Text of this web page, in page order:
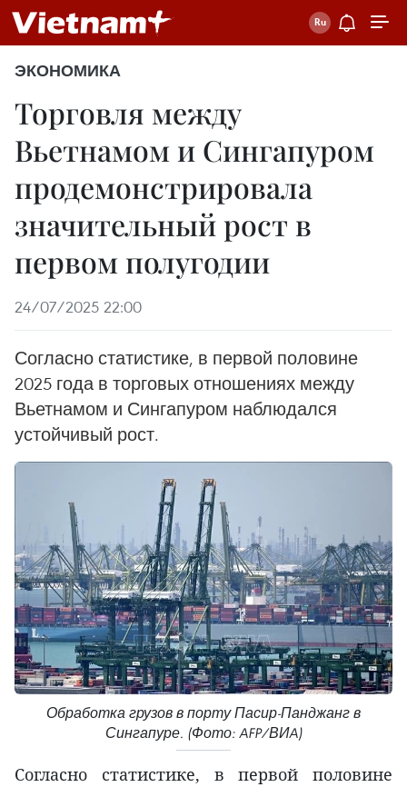
ЭКОНОМИКА
Торговля между
Вьетнамом и Сингапуром
продемонстрировала
значительный рост в
первом полугодии
24/07/2025 22:00
Согласно статистике, в первой половине
2025 года в торговых отношениях между
Вьетнамом и Сингапуром наблюдался
устойчивый рост.
Обработка грузов в порту Пасир-Панджанг в
Сингапуре. (Фото: AFP/ВИA)
Согласно статистике, в первой половине